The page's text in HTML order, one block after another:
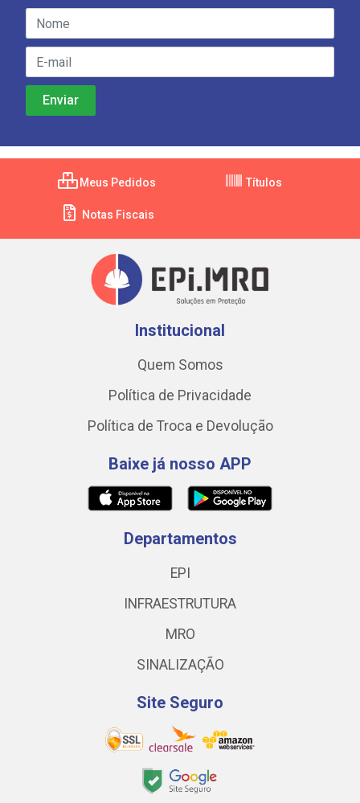
Meus Pedidos Títulos
Notas Fiscais
Institucional
Quem Somos
Política de Privacidade
Política de Troca e Devolução
Baixe já nosso APP
Departamentos
EPI
INFRAESTRUTURA
MRO
SINALIZAÇÃO
Site Seguro